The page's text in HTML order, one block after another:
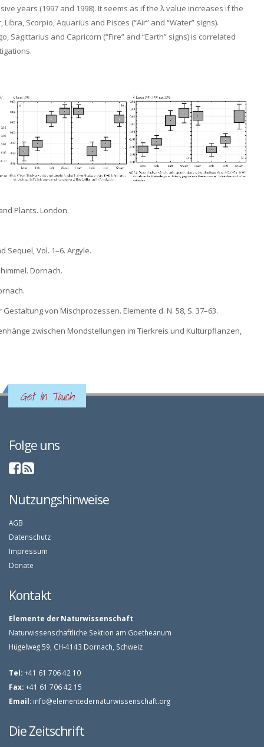
years (1997 and 1998). It seems as if the λ value increases if the
Scorpio, Aquarius and Pisces (“Air” and “Water” signs).
Sagittarius and Capricorn (“Fire” and “Earth” signs) is correlated
Plants. London.
Sequel, Vol. 1–6. Argyle.
Dornach.
von Mischprozessen. Elemente d. N. 58, S. 37–63.
zwischen Mondstellungen im Tierkreis und Kulturpflanzen,
Get In Touch
Folge uns
Nutzungshinweise
AGB
Datenschutz
Impressum
Donate
Kontakt
Elemente der Naturwissenschaft
Naturwissenschaftliche Sektion am Goetheanum
Hügelweg 59, CH-4143 Dornach, Schweiz
Tel:+41 61 706 42 10
Fax:+41 61 706 42 15
Email: info@elementedernaturwissenschaft.org
Die Zeitschrift